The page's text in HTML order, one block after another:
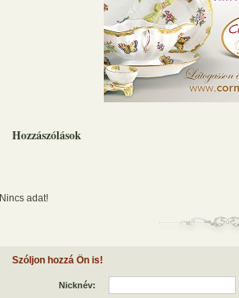
Hozzászólások
Nincs adat!
Szóljon hozzá Ön is!
Nicknév: